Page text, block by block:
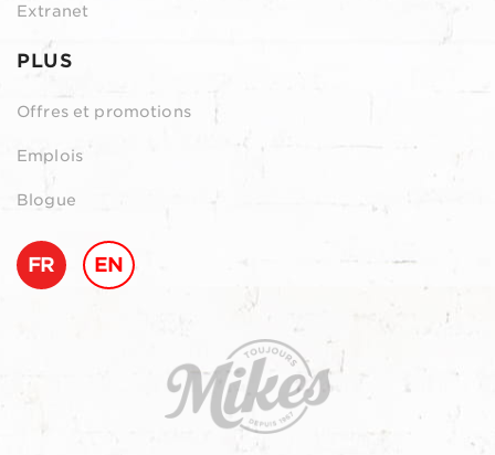
Extranet
PLUS
Offres et promotions
Emplois
Blogue
FR EN